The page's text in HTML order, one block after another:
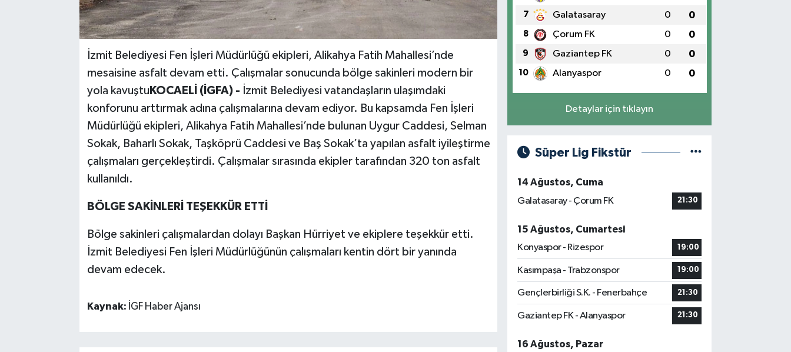
İzmit Belediyesi Fen İşleri Müdürlüğü ekipleri, Alikahya Fatih Mahallesi’nde
mesaisine asfalt devam etti. Çalışmalar sonucunda bölge sakinleri modern bir
yola kavuştu KOCAELİ (İGFA) - İzmit Belediyesi vatandaşların ulaşımdaki
konforunu arttırmak adına çalışmalarına devam ediyor. Bu kapsamda Fen İşleri
Müdürlüğü ekipleri, Alikahya Fatih Mahallesi’nde bulunan Uygur Caddesi, Selman
Sokak, Baharlı Sokak, Taşköprü Caddesi ve Baş Sokak’ta yapılan asfalt iyileştirme
çalışmaları gerçekleştirdi. Çalışmalar sırasında ekipler tarafından 320 ton asfalt
kullanıldı.
BÖLGE SAKİNLERİ TEŞEKKÜR ETTİ
Bölge sakinleri çalışmalardan dolayı Başkan Hürriyet ve ekiplere teşekkür etti.
İzmit Belediyesi Fen İşleri Müdürlüğünün çalışmaları kentin dört bir yanında
devam edecek.
Kaynak: İGF Haber Ajansı
7 Galatasaray 0 0
8 Çorum FK 0 0
9 Gaziantep FK 0 0
10 Alanyaspor 0 0
Detaylar için tıklayın
Süper Lig Fikstür
14 Ağustos, Cuma
Galatasaray - Çorum FK
21:30
15 Ağustos, Cumartesi
Konyaspor - Rizespor
19:00
Kasımpaşa - Trabzonspor 19:00
Gençlerbirliği S.K. - Fenerbahçe 21:30
Gaziantep FK - Alanyaspor 21:30
16 Ağustos, Pazar